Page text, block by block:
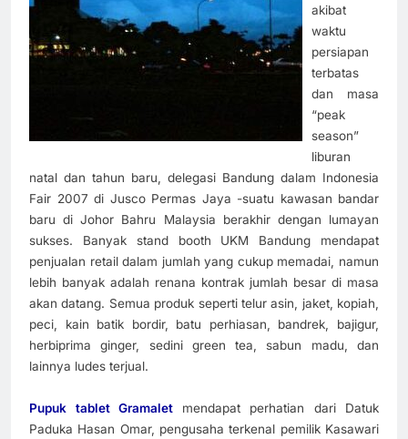
akibat
waktu
persiapan
terbatas
dan masa
“peak
season”
liburan
natal dan tahun baru, delegasi Bandung dalam Indonesia
Fair 2007 di Jusco Permas Jaya -suatu kawasan bandar
baru di Johor Bahru Malaysia berakhir dengan lumayan
sukses. Banyak stand booth UKM Bandung mendapat
penjualan retail dalam jumlah yang cukup memadai, namun
lebih banyak adalah renana kontrak jumlah besar di masa
akan datang. Semua produk seperti telur asin, jaket, kopiah,
peci, kain batik bordir, batu perhiasan, bandrek, bajigur,
herbiprima ginger, sedini green tea, sabun madu, dan
lainnya ludes terjual.
Pupuk tablet Gramalet mendapat perhatian dari Datuk
Paduka Hasan Omar, pengusaha terkenal pemilik Kasawari